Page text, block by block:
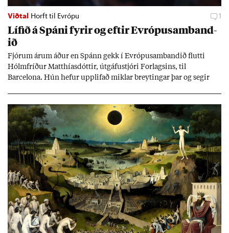
Viðtal Horft til Evrópu 1
Líf­ið á Spáni fyr­ir og eft­ir Evr­ópu­sam­band­
ið
Fjór­um ár­um áð­ur en Spánn gekk í Evr­ópu­sam­band­ið flutti
Hólm­fríð­ur Matth­ías­dótt­ir, út­gáfu­stjóri For­lags­ins, til
Barcelona. Hún hef­ur upp­lif­að mikl­ar breyt­ing­ar þar og seg­ir
jafnt sem styrkj­um til menn­ing­ar­mála. Þá hafi katalónsk­an hlot­
ið með­byr.